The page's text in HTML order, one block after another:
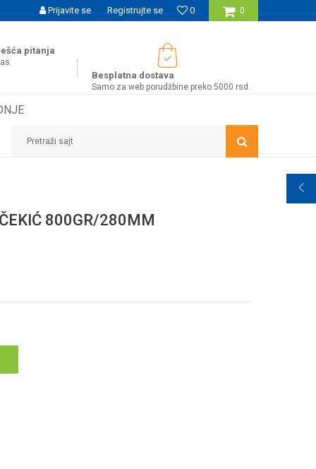
SIGURNO PLAĆANJE PLATNIM KARTICAMA 0
0
Prijavite se Registrujte se
pitanja
Besplatna dostava
Samo za web porudžbine preko 5000 rsd.
Pretraži sajt
800GR/280MM